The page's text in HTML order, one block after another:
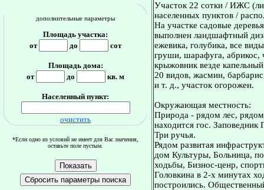
дополнительные параметры
Площадь участка:
от
до сот
Площадь дома:
от
до кв. м
Населенный пункт:
очистить
*Если одно из условий не имеет для Вас значения,
оставьте поле пустым.
Участок 22 сотки / ИЖС
населенных пунктов /
На участке садовые
выполнен ландшафтный
ежевика, голубика, все
груши, шарафуга, абрикос,
крыжовник везде
20 видов, жасмин,
и т. д., участок огорожен.
Окружающая местность:
Природа - рядом лес,
находится гос.
Три ручья.
Рядом развитая
дом Культуры, Больница,
ходьбы, Бизнос-ценр,
Головкина в 2-х минутах
построились.